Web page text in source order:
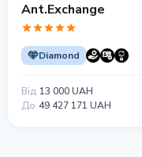
Ant.Exchange
Diamond
Від 13 000 UAH
До 49 427 171 UAH